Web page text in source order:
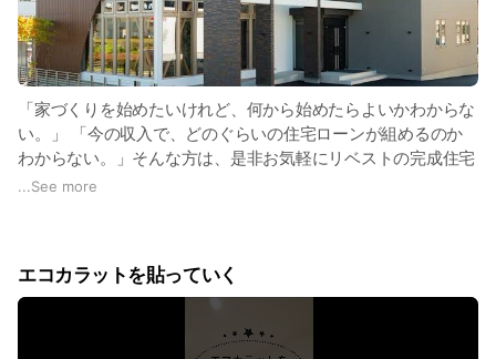
「家づくりを始めたいけれど、何から始めたらよいかわからな
い。」 「今の収入で、どのぐらいの住宅ローンが組めるのか
わからない。」そんな方は、是非お気軽にリベストの完成住宅
見学会にお越し下さい。
実際にお客様がお住まいになる普段着の完成住宅の方が、これ
から家づくりをお考えの方には参考になると考えています。
そこで当社では、完成した住宅をお披露目する「完成住宅見学
...See more
エコカラットを貼っていく